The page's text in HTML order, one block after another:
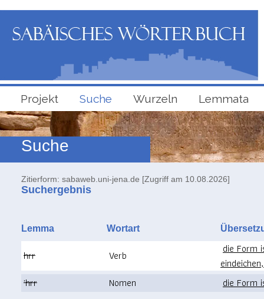
Projekt Suche Wurzeln Lemmata
Suche
Zitierform: sabaweb.uni-jena.de [Zugriff am 10.08.2026]
Suchergebnis
Lemma Wortart
hrr Verb
die Form
ʾhrr
Nomen die Form